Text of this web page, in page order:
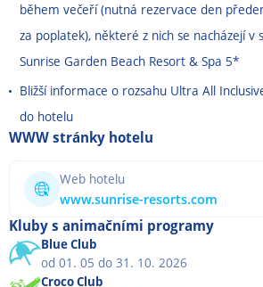
během večeří (nutná rezervace den
za poplatek), některé z nich se nacházejí v
Sunrise Garden Beach Resort & Spa 5*
Bližší informace o rozsahu Ultra All
do hotelu
WWW stránky hotelu
Web hotelu
www.sunrise-resorts.com
Kluby s animačními programy
Blue Club
od 01. 05 do 31. 10. 2026
Croco Club